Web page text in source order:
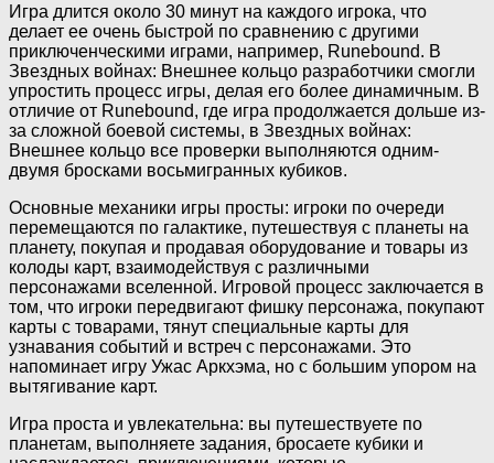
Игра длится около 30 минут на каждого игрока, что
делает ее очень быстрой по сравнению с другими
приключенческими играми, например, Runebound. В
Звездных войнах: Внешнее кольцо разработчики смогли
упростить процесс игры, делая его более динамичным. В
отличие от Runebound, где игра продолжается дольше из-
за сложной боевой системы, в Звездных войнах:
Внешнее кольцо все проверки выполняются одним-
двумя бросками восьмигранных кубиков.
Основные механики игры просты: игроки по очереди
перемещаются по галактике, путешествуя с планеты на
планету, покупая и продавая оборудование и товары из
колоды карт, взаимодействуя с различными
персонажами вселенной. Игровой процесс заключается в
том, что игроки передвигают фишку персонажа, покупают
карты с товарами, тянут специальные карты для
узнавания событий и встреч с персонажами. Это
напоминает игру Ужас Аркхэма, но с большим упором на
вытягивание карт.
Игра проста и увлекательна: вы путешествуете по
планетам, выполняете задания, бросаете кубики и